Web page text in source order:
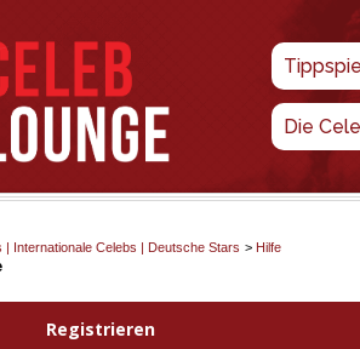
Die
| Internationale Celebs | Deutsche Stars > Hilfe
Registrieren